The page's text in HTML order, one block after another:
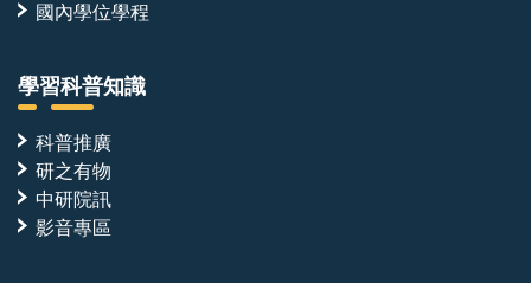
國內學位學程
學習科普知識
科普推廣
研之有物
中研院訊
影音專區